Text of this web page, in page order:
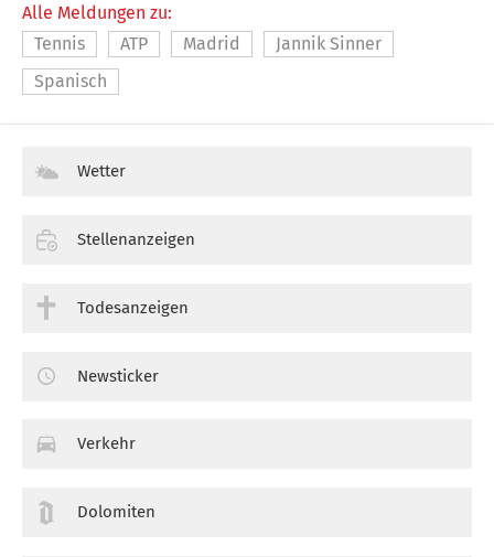
Alle Meldungen zu:
Tennis
ATP Madrid
Jannik Sinner
Spanisch
Wetter
Stellenanzeigen
Todesanzeigen
Newsticker
Verkehr
Dolomiten